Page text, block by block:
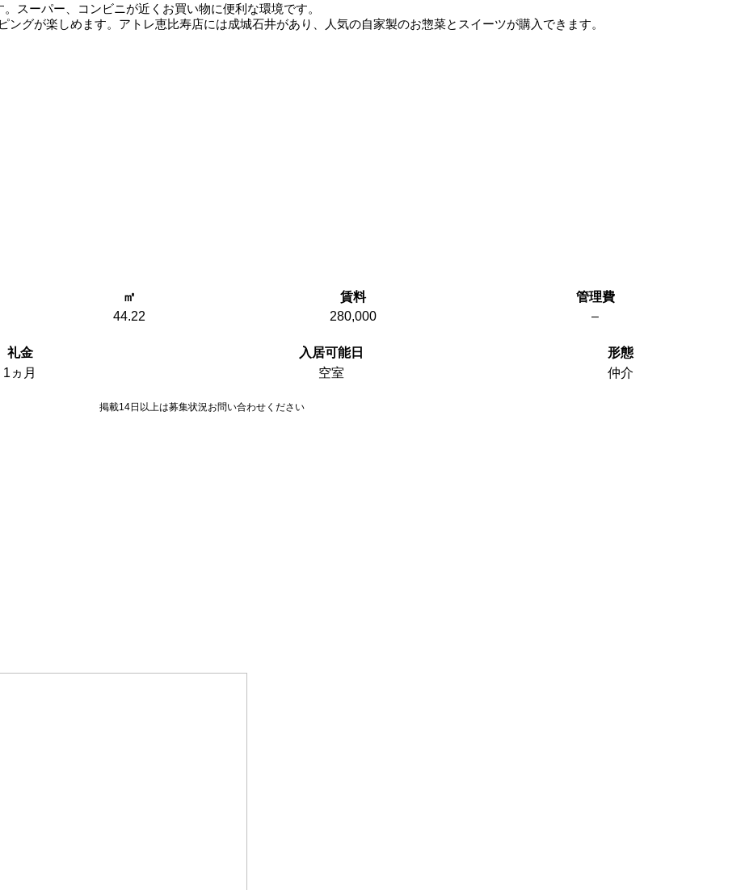
スーパー、コンビニが近くお買い物に便利な環境です。
が楽しめます。アトレ恵比寿店には成城石井があり、人気の自家製のお惣菜とスイーツが購入できます。
㎡ 賃料
管理費
44.22 280,000 –
礼金 入居可能日
形態
1ヵ月 空室 仲介
掲載14日以上は募集状況お問い合わせください